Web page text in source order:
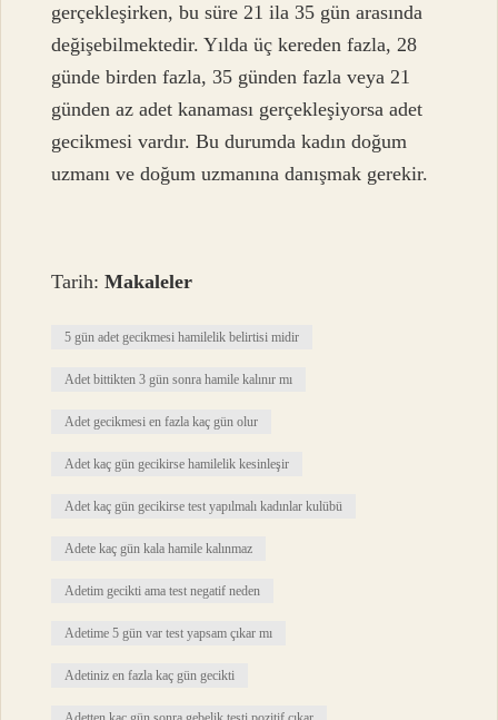
gerçekleşirken, bu süre 21 ila 35 gün arasında
değişebilmektedir. Yılda üç kereden fazla, 28
günde birden fazla, 35 günden fazla veya 21
günden az adet kanaması gerçekleşiyorsa adet
gecikmesi vardır. Bu durumda kadın doğum
uzmanı ve doğum uzmanına danışmak gerekir.
Tarih:Makaleler
5 gün adet gecikmesi hamilelik belirtisi midir
Adet bittikten 3 gün sonra hamile kalınır mı
Adet gecikmesi en fazla kaç gün olur
Adet kaç gün gecikirse hamilelik kesinleşir
Adet kaç gün gecikirse test yapılmalı kadınlar kulübü
Adete kaç gün kala hamile kalınmaz
Adetim gecikti ama test negatif neden
Adetime 5 gün var test yapsam çıkar mı
Adetiniz en fazla kaç gün gecikti